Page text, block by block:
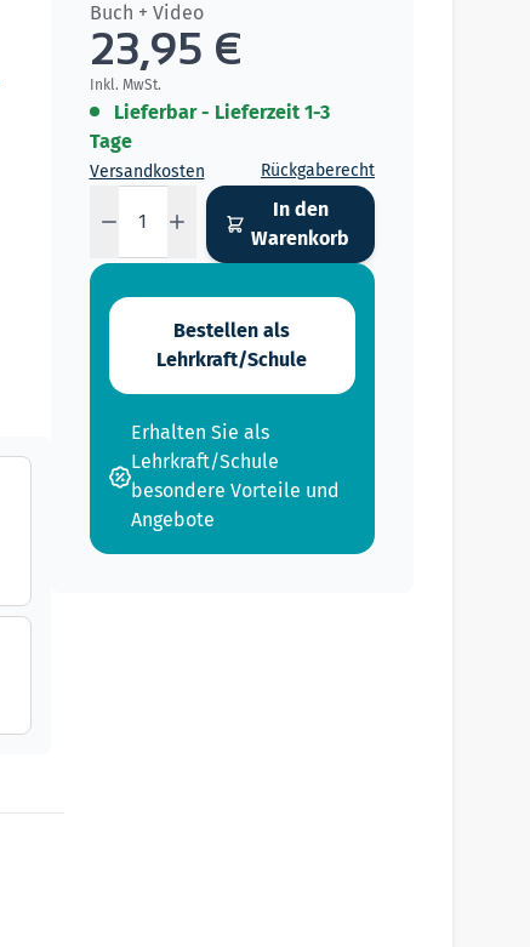
Buch + Video
23,95 €
Inkl. MwSt.
Lieferbar - Lieferzeit 1-3
Tage
Versandkosten Rückgaberecht
In den
Warenkorb
Bestellen als
Lehrkraft/Schule
Erhalten Sie als
Lehrkraft/Schule
besondere Vorteile und
Angebote